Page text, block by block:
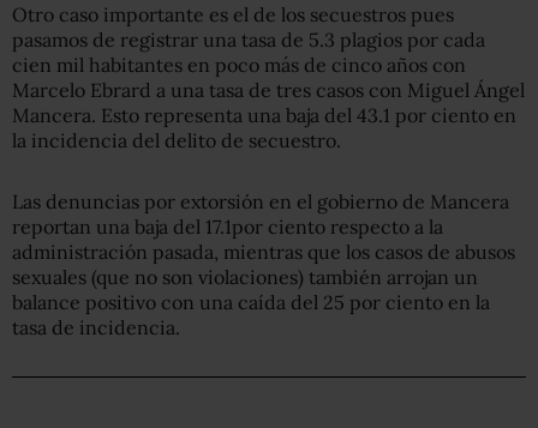
Otro caso importante es el de los secuestros pues
pasamos de registrar una tasa de 5.3 plagios por cada
cien mil habitantes en poco más de cinco años con
Marcelo Ebrard a una tasa de tres casos con Miguel Ángel
Mancera. Esto representa una baja del 43.1 por ciento en
la incidencia del delito de secuestro.
Las denuncias por extorsión en el gobierno de Mancera
reportan una baja del 17.1por ciento respecto a la
administración pasada, mientras que los casos de abusos
sexuales (que no son violaciones) también arrojan un
balance positivo con una caída del 25 por ciento en la
tasa de incidencia.